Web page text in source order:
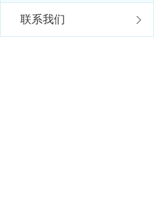
联系我们